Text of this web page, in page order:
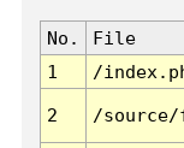
No. File
1
/
2 /